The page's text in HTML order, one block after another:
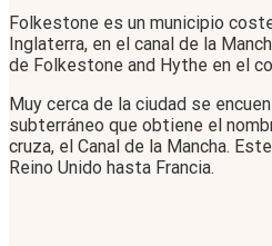
Folkestone es un municipio
Inglaterra, en el canal de la
de Folkestone and Hythe en el
Muy cerca de la ciudad se
subterráneo que obtiene el
cruza, el Canal de la Mancha.
Reino Unido hasta Francia.